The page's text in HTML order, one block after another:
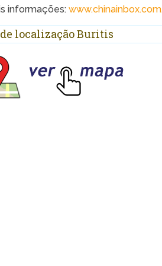
informações:
localização Buritis